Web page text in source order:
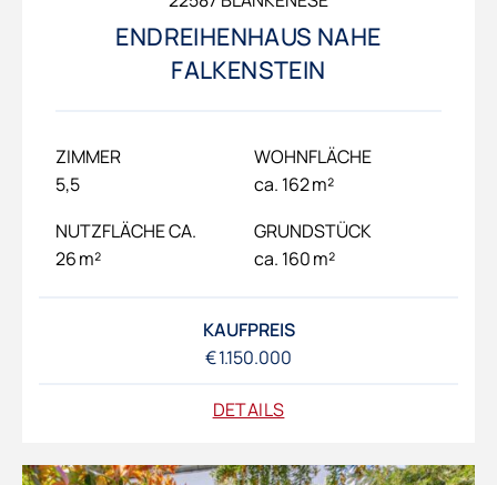
ENDREIHENHAUS NAHE
FALKENSTEIN
ZIMMER
5,5
WOHNFLÄCHE
ca. 162 m²
NUTZFLÄCHE CA.
26 m²
GRUNDSTÜCK
ca. 160 m²
KAUFPREIS
€ 1.150.000
DETAILS